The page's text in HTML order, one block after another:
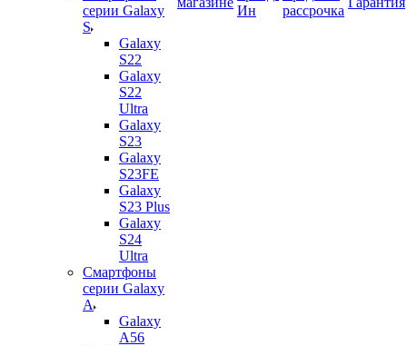
серии Galaxy
S
Galaxy
S22
Galaxy
S22
Ultra
Galaxy
S23
Galaxy
S23FE
Galaxy
S23 Plus
Galaxy
S24
Ultra
Смартфоны
серии Galaxy
A
Galaxy
A56
Ин
рассрочка